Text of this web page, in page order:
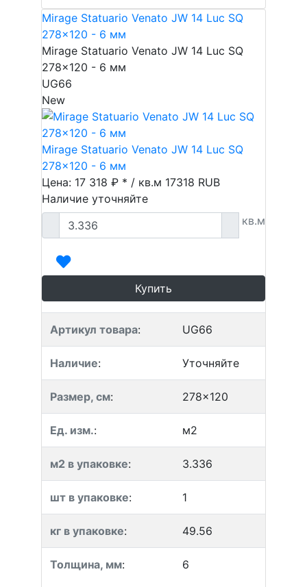
Mirage Statuario Venato JW 14 Luc SQ
278x120 - 6 мм
Mirage Statuario Venato JW 14 Luc SQ
278x120 - 6 мм
UG66
New
Mirage Statuario Venato JW 14 Luc SQ
278x120 - 6 мм
Цена: 17 318 ₽ * / кв.м 17318 RUB
Наличие уточняйте
кв.м
Купить
Артикул товара: UG66
Наличие: Уточняйте
Размер, см: 278x120
Ед. изм.: м2
м2 в упаковке: 3.336
шт в упаковке: 1
кг в упаковке: 49.56
Толщина, мм: 6